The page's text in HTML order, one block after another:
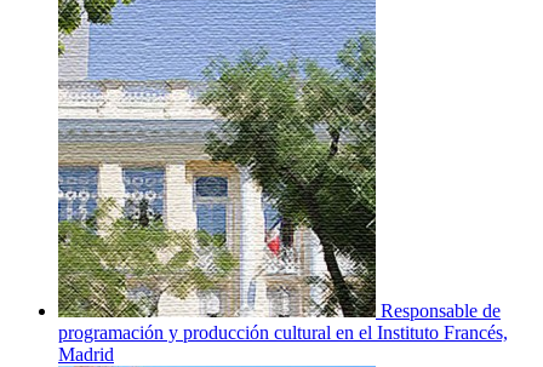
Responsable de
programación y producción cultural en el Instituto Francés,
Madrid